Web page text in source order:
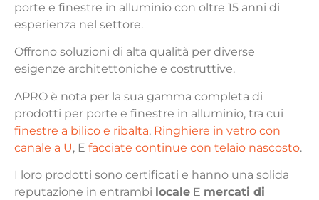
porte e finestre in alluminio con oltre 15 anni di
esperienza nel settore.
Offrono soluzioni di alta qualità per diverse
esigenze architettoniche e costruttive.
APRO è nota per la sua gamma completa di
prodotti per porte e finestre in alluminio, tra cui
finestre a bilico e ribalta, Ringhiere in vetro con
canale a U, E facciate continue con telaio nascosto.
I loro prodotti sono certificati e hanno una solida
reputazione in entrambi locale E mercati di